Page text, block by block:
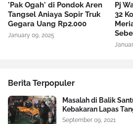
'Pak Ogah' di Pondok Aren
Tangsel Aniaya Sopir Truk
Gegara Uang Rp2.000
January 09, 2025
Pj
32
Berita Terpopuler
Masalah di Balik
Kebakaran Lapas
September 09, 2021